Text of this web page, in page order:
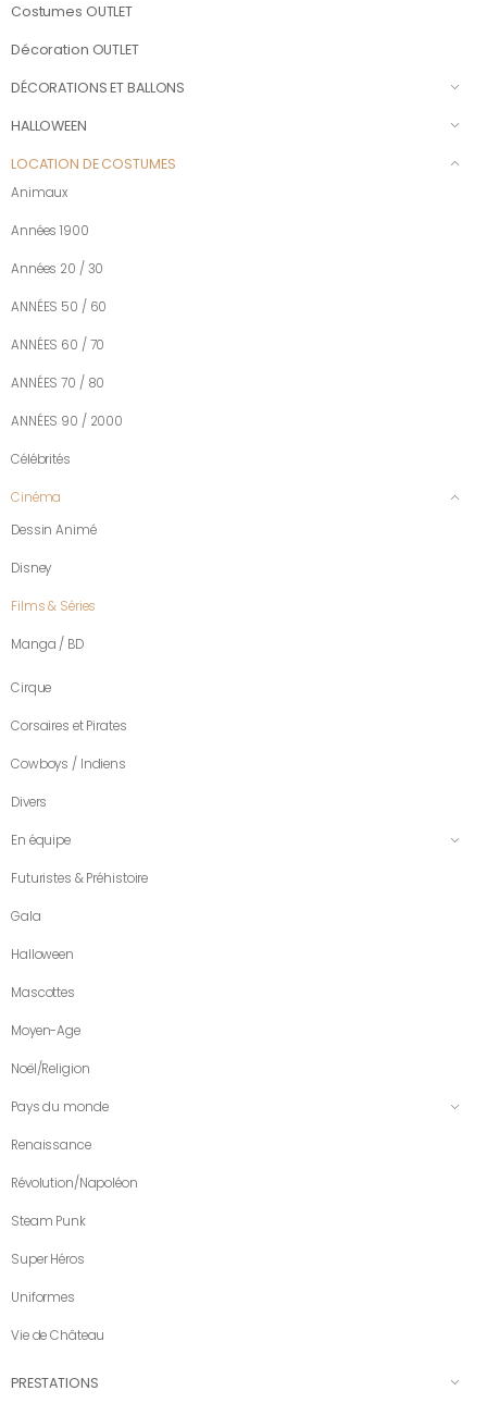
Costumes OUTLET
Décoration OUTLET
DÉCORATIONS ET BALLONS
HALLOWEEN
LOCATION DE COSTUMES
Animaux
Années 1900
Années 20 / 30
ANNÉES 50 / 60
ANNÉES 60 / 70
ANNÉES 70 / 80
ANNÉES 90 / 2000
Célébrités
Cinéma
Dessin Animé
Disney
Films & Séries
Manga / BD
Cirque
Corsaires et Pirates
Cowboys / Indiens
Divers
En équipe
Futuristes & Préhistoire
Gala
Halloween
Mascottes
Moyen-Age
Noël/Religion
Pays du monde
Renaissance
Révolution/Napoléon
Steam Punk
Super Héros
Uniformes
Vie de Château
PRESTATIONS